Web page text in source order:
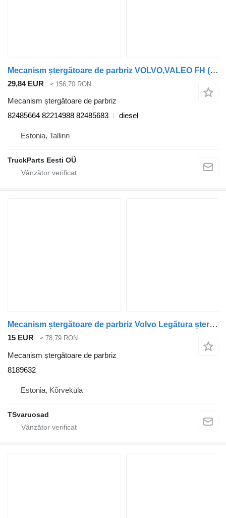
Mecanism ștergătoare de parbriz VOLVO,VALEO FH (01.13-) 82485664 pentru cap tractor Volvo FH, FM, FMX-4 series (2013-)
29,84 EUR ≈ 156,70 RON
Mecanism ștergătoare de parbriz
82485664 82214988 82485683
diesel
Estonia, Tallinn
TruckParts Eesti OÜ
Mecanism ștergătoare de parbriz Volvo Legătura ștergătoarelor 8189632 pentru cap tractor Volvo FM9
15 EUR ≈ 78,79 RON
Mecanism ștergătoare de parbriz
8189632
Estonia, Kõrveküla
TSvaruosad